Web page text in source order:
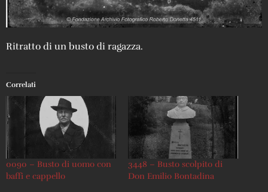
Ritratto di un busto di ragazza.
Correlati
0090 – Busto di uomo con
baffi e cappello
3448 – Busto scolpito di
Don Emilio Bontadina